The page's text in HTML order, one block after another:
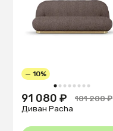
1 2 3 4 5 6 7 8
— 10%
91 080 ₽
101 200 ₽
Диван Pacha